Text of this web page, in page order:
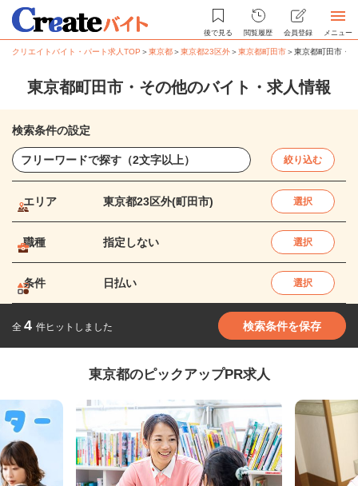
後で見る 閲覧履歴 会員登録 メニュー
クリエイトバイト・パート求人TOP ＞東京都＞東京都23区外＞東京都町田市＞東京都町田市・
東京都町田市・その他のバイト・求人情報
検索条件の設定
絞り込む
エリア 東京都23区外(町田市) 選択
職種 指定しない 選択
条件 日払い 選択
全 4 件ヒットしました 検索条件を保存
東京都のピックアップPR求人